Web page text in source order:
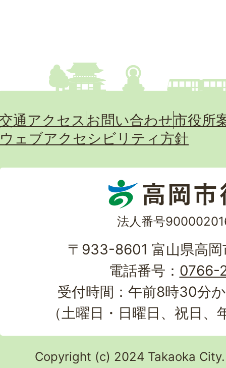
通アクセス お問い合わせ市役所
ウェブアクセシビリティ方針
法人番号
〒933-8601 富山県高
電話番号： 0766-
受付時間：午前8時30分
（土曜日・日曜日、祝日
Copyright (c) 2024 Takaoka